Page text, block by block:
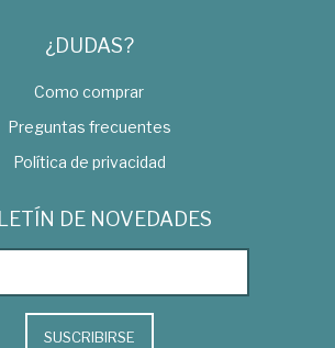
¿DUDAS?
Como comprar
Preguntas frecuentes
Política de privacidad
DE NOVEDADES
SUSCRIBIRSE